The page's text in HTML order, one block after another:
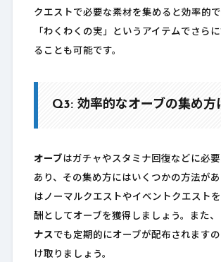
クエストで必要な素材を集めると効率的で
「わくわくの実」というアイテムでさら
ることも可能です。
Q3: 効率的なオーブの集め方
オーブ はガチャやスタミナ回復などに必
あり、その集め方にはいくつかの方法が
はノーマルクエストやイベントクエスト
酬としてオーブを獲得しましょう。また、
ナスでも定期的にオーブが配布されます
け取りましょう。